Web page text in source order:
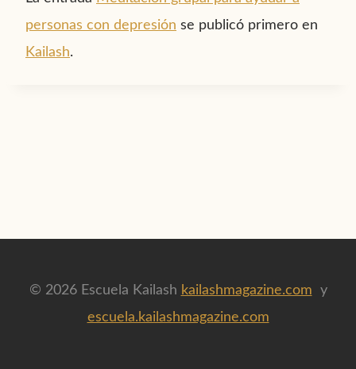
personas con depresión se publicó primero en
Kailash.
© 2026 Escuela Kailash kailashmagazine.com y
escuela.kailashmagazine.com